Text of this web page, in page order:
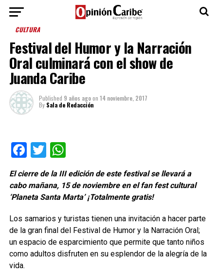
CULTURA
Festival del Humor y la Narración
Oral culminará con el show de
Juanda Caribe
Published 9 años agoon 14 noviembre, 2017
By Sala de Redacción
Facebook
TwitterWhatsApp
El cierre de la III edición de este festival se llevará a
cabo mañana, 15 de noviembre en el fan fest cultural
‘Planeta Santa Marta’ ¡Totalmente gratis!
Los samarios y turistas tienen una invitación a hacer parte
de la gran final del Festival de Humor y la Narración Oral;
un espacio de esparcimiento que permite que tanto niños
como adultos disfruten en su esplendor de la alegría de la
vida.